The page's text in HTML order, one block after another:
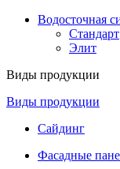
Водосточная
Стандарт
Элит
Виды продукции
Виды продукции
Сайдинг
Фасадные